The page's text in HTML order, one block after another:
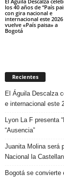
los 40 años de “País
con gira nacional e
internacional este 2026
vuelve «País paisa» a
Bogotá
Recientes
El Águila Descalza
e internacional este
Lyon La F presenta
“Ausencia”
Juanita Molina será
Nacional la
Bogotá se convierte